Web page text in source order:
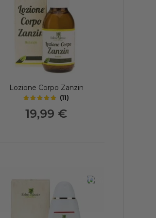
Lozione Corpo Zanzin
(11)
19,99 €
-20%